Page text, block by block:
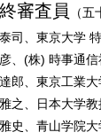
審査員
（
司、東京大学
、(株) 時事通
郎、東京工業
之、日本大学教
史、青山学院